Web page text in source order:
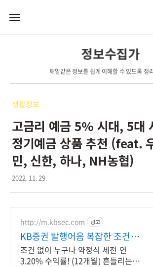
메
정보수집가
깨알같은 정보를 쉽게 이해할 수 있도록 정
생활정보
고금리 예금 5% 시대, 5대
정기예금 상품 추천 (feat.
민, 신한, 하나, NH농협)
2022. 11. 29.
http://m.kbsec.com 광고
KB증권 발행어음 복잡한 조건없
이 누구나
조건 없이 누구나 약정식 세전 연
3.20% 수익률! (12개월) 흔들리는 시